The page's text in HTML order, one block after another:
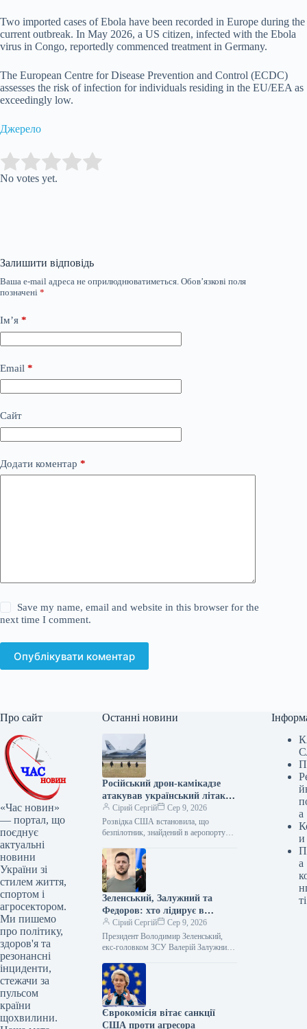
Two imported cases of Ebola have been recorded in Europe during the
current outbreak. In May 2026, a US citizen, infected with the Ebola
virus in Congo, reportedly commenced treatment in Germany.
The European Centre for Disease Prevention and Control (ECDC)
assesses the risk of infection for individuals residing in the EU/EEA as
exceedingly low.
Джерело
Rate this item:
No votes yet.
Залишити відповідь
Ваша e-mail адреса не оприлюднюватиметься. Обов’язкові поля
позначені *
Ім’я *
Email *
Сайт
Додати коментар *
Save my name, email and website in this browser for the
next time I comment.
Опублікувати коментар
Про сайт
«Час новин»
— портал, що
поєднує
актуальні
новини
України зі
стилем життя,
спортом і
агросектором.
Ми пишемо
про політику,
здоров'я та
резонансні
інциденти,
стежачи за
пульсом
країни
щохвилини.
Останні новини
Російський дрон-камікадзе
атакував український літак у
Німеччині
Сірий Сергій
Сер 9, 2026
Розвідка США встановила, що
безпілотник, знайдений в аеропорту
Ан-124, належить росії. Інцидент
розслідують як можливу диверсію та
Зеленський, Залужний та
Федоров: хто лідирує в
електоральних симпатіях
українців
Сірий Сергій
Сер 9, 2026
Президент Володимир Зеленський,
екс-головком ЗСУ Валерій Залужний
Федоров лідирують в електоральних
симпатіях українців. Про це
Єврокомісія вітає санкції
США проти агресора
а
и
а
ті